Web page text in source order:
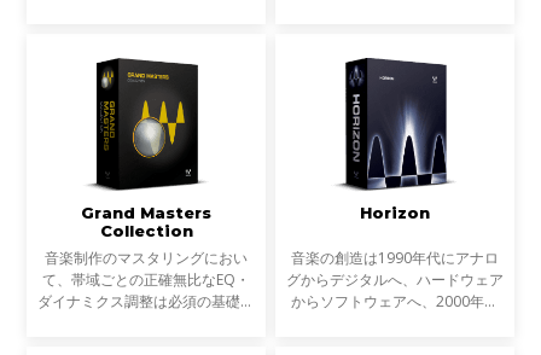
Platinumバンドルのプラグインを
すべて収録し、さらに原石と
ックの個性を引き出し、より有機
的にバランスよく文字通
Grand Masters
Collection
音楽制作のマスタリングにおい
て、帯域ごとの正確無比なEQ・
ダイナミクス調整は必須の基礎で
Horizon
音楽の創造は1990年代にアナロ
グからデジタルへ、ハードウェア
からソフトウェアへ、2000年代